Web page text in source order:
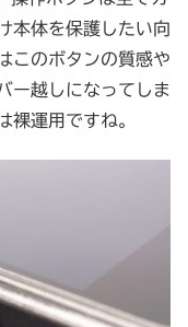
本体を保護したい向
このボタンの質感や
ー越しになってしま
裸運用ですね。